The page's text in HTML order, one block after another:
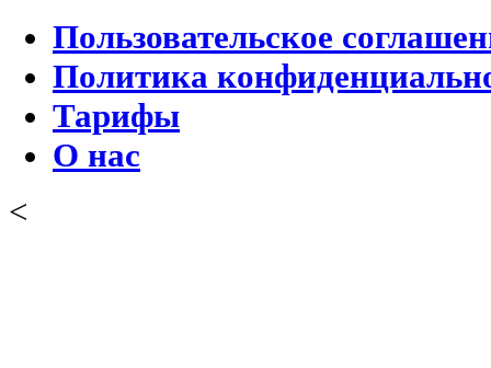
Пользовательское
Политика
Тарифы
О нас
<